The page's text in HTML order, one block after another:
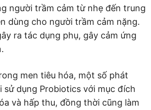
người trầm cảm từ nhẹ đến trung
dùng cho người trầm cảm nặng.
ra tác dụng phụ, gây cảm ứng
men tiêu hóa, một số phát
sử dụng Probiotics với mục đích
và hấp thu, đồng thời cũng làm